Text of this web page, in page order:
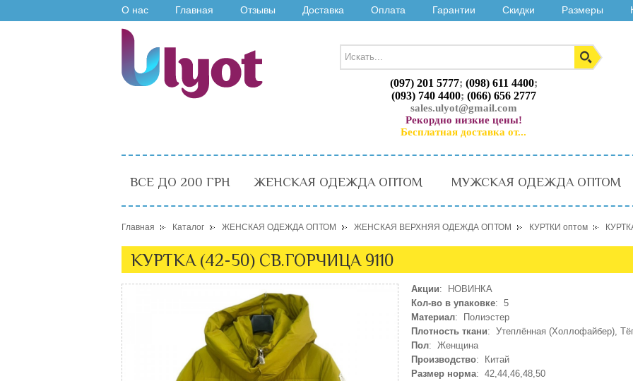
О нас Главная Отзывы Доставка Оплата Гарантии Скидки Размеры
(097) 201 5777; (098) 611 4400;
(093) 740 4400; (066) 656 2777
sales.ulyot@gmail.com
Рекордно низкие цены!
Бесплатная доставка от...
ВСЕ ДО 200 ГРН ЖЕНСКАЯ ОДЕЖДА ОПТОМ МУЖСКАЯ ОДЕЖДА ОПТОМ
Главная Каталог ЖЕНСКАЯ ОДЕЖДА ОПТОМ ЖЕНСКАЯ ВЕРХНЯЯ ОДЕЖДА ОПТОМ КУРТКИ оптом
КУРТКА (42-50) СВ.ГОРЧИЦА 9110
Акции: НОВИНКА
Кол-во в упаковке: 5
Материал: Полиэстер
Плотность ткани: Утеплённая (Холлофайбер),
Пол: Женщина
Производство: Китай
Размер норма: 42,44,46,48,50